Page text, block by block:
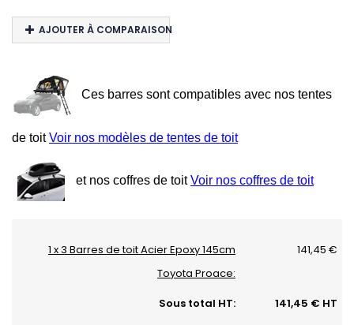
AJOUTER À COMPARAISON
Ces barres sont compatibles avec nos tentes
de toitVoir nos modèles de tentes de toit
et nos coffres de toitVoir nos coffres de toit
1 x 3 Barres de toit Acier Epoxy 145cm
Toyota Proace:
141,45 €
Sous total HT:
141,45 € HT